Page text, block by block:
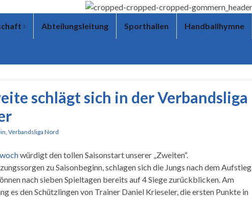
Abteilungsleitung Sporthallen Handballhymne
schlägt sich in der Verbandsliga
Verbandsliga Nord
würdigt den tollen Saisonstart unserer „Zweiten“.
zu Saisonbeginn, schlagen sich die Jungs nach dem Aufstieg
nach sieben Spieltagen bereits auf 4 Siege zurückblicken. Am
es den Schützlingen von Trainer Daniel Krieseler, die ersten Punkte in